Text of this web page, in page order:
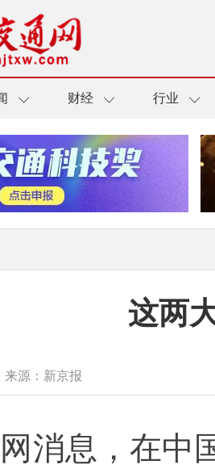
财经 行业
这两
来源：新京报
消息，在中